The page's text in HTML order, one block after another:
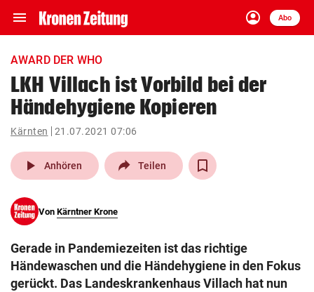
menu Navigation
ein-/ausklappen
account_circle
Anmelden
Abo
close Schließen
account_circle Anmelden
arrow_right
pin_drop
Wien arrow_right
search
eingeben
AWARD DER WHO
LKH Villach ist Vorbild bei der
Händehygiene Kopieren
Kärnten 21.07.2021 07:06
play_arrow Anhören Teilen
Von Kärntner Krone
Gerade in Pandemiezeiten ist das richtige
Händewaschen und die Händehygiene in den Fokus
gerückt. Das Landeskrankenhaus Villach hat nun